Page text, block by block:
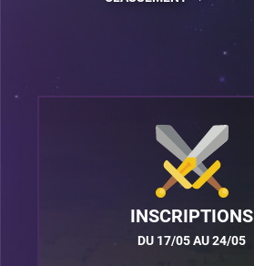
INSCRIPTIONS
DU 17/05 AU 24/05